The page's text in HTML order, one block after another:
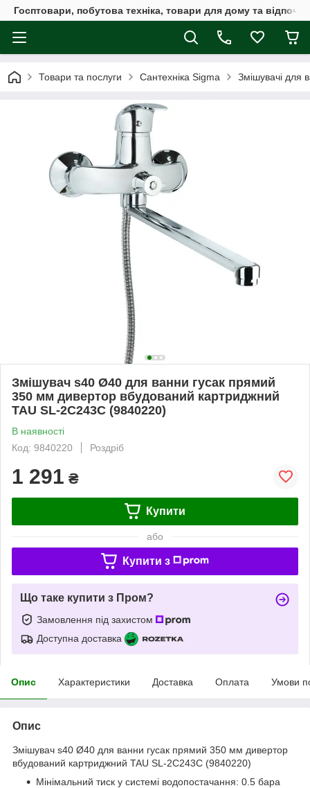
Госптовари, побутова техніка, товари для дому та
Товари та послуги Сантехніка Sigma Змішувачі для
Змішувач s40 Ø40 для ванни гусак прямий
350 мм дивертор вбудований картриджний
TAU SL-2C243C (9840220)
В наявності
Код: 9840220
Роздріб
1 291 ₴
Купити
або
Купити з
Що таке купити з Пром?
Замовлення під захистом
Доступна доставка
Опис Характеристики Доставка Оплата Умови
Опис
Змішувач s40 Ø40 для ванни гусак прямий 350 мм дивертор
вбудований картриджний TAU SL-2C243C (9840220)
Мінімальний тиск у системі водопостачання: 0.5 бара